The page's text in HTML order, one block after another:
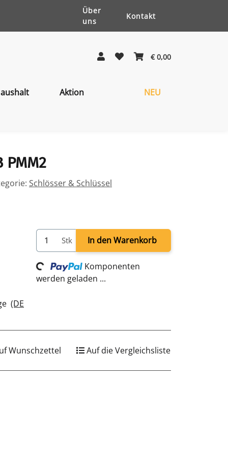
Über
uns
Kontakt
€ 0,00
Aktion NEU
PMM2
Schlösser & Schlüssel
(DE
Stk In den Warenkorb
Loading...
Komponenten
werden geladen ...
Wunschzettel Auf die Vergleichsliste